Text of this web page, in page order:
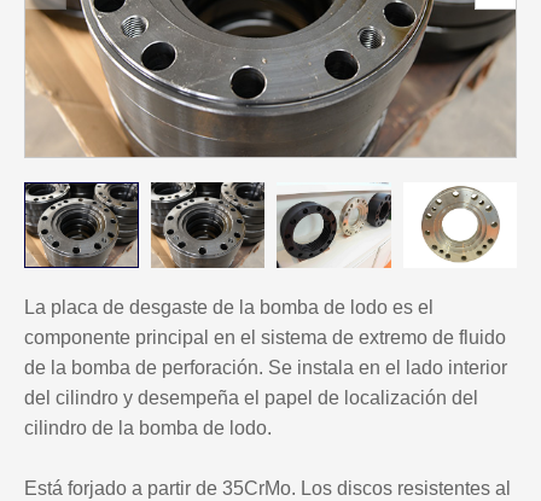
La placa de desgaste de la bomba de lodo es el
componente principal en el sistema de extremo de fluido
de la bomba de perforación. Se instala en el lado interior
del cilindro y desempeña el papel de localización del
cilindro de la bomba de lodo.
Está forjado a partir de 35CrMo. Los discos resistentes al